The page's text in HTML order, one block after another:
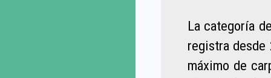
La categoría
registra desde
máximo de